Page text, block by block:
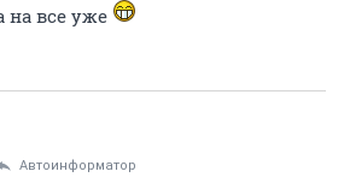
на все уже
Автоинформатор